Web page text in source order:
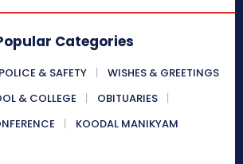
Categories
POLICE & SAFETY
WISHES & GREETINGS
& COLLEGE
OBITUARIES
KOODAL MANIKYAM